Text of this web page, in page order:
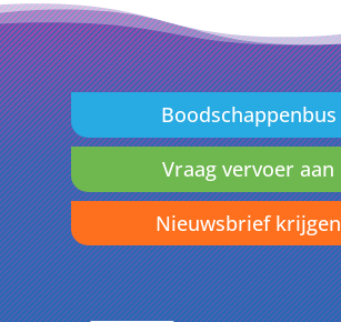
Boodschappenbus
Vraag vervoer aan
Nieuwsbrief krijgen